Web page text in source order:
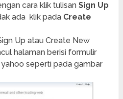
cara klik tulisan Sign Up
ada klik pada Create
Up atau Create New
halaman berisi formulir
seperti pada gambar